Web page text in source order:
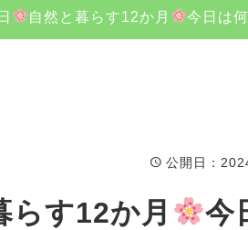
自然と暮らす12か月 今日は
公開日 ：
らす12か月 今